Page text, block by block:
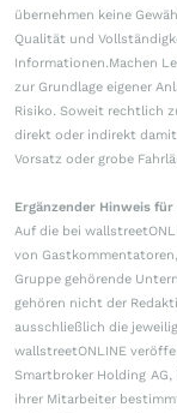
übernehmen keine
Qualität und
Informationen.Machen
zur Grundlage eigener
Risiko. Soweit rechtlich
direkt oder indirekt damit
Vorsatz oder grobe
Ergänzender Hinweis
Auf die bei
von
Gruppe gehörende
gehören nicht der
ausschließlich die
wallstreetONLINE
Smartbroker Holding
ihrer Mitarbeiter